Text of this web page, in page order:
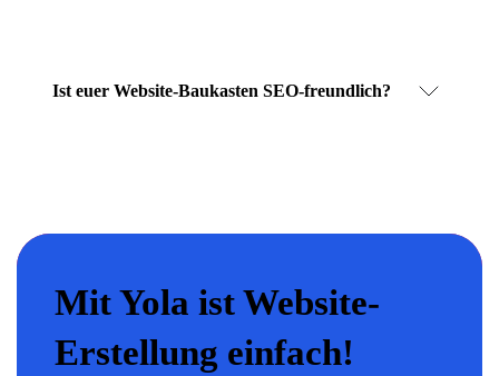
Ist euer Website-Baukasten SEO-freundlich?
Mit Yola ist Website-
Erstellung einfach!